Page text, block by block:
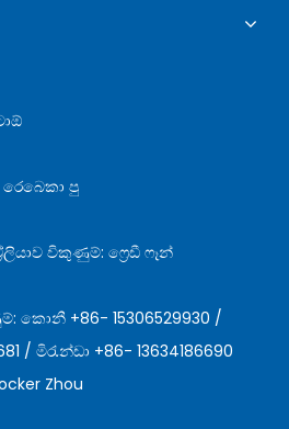
පු
විකුණුම්: ෆ්‍රෙඩී ෆෑන්
කොනී +86- 15306529930 /
/ මිරැන්ඩා +86- 13634186690
Zhou